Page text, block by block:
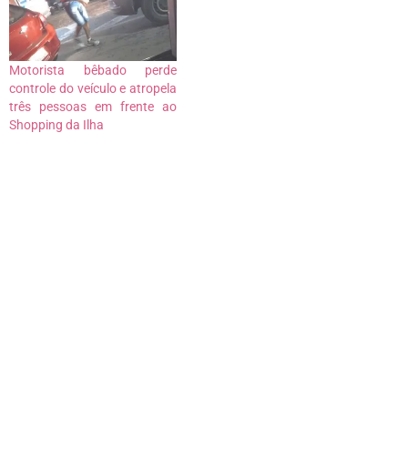
Motorista bêbado perde
controle do veículo e atropela
três pessoas em frente ao
Shopping da Ilha